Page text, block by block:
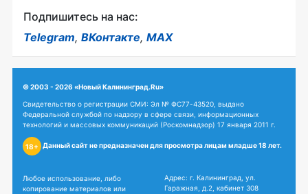
Подпишитесь на нас:
Telegram, ВКонтакте, MAX
© 2003 - 2026 «Новый Калининград.Ru»
Свидетельство о регистрации СМИ: Эл № ФС77-43520, выдано
Федеральной службой по надзору в сфере связи, информационных
технологий и массовых коммуникаций (Роскомнадзор) 17 января 2011 г.
18+ Данный сайт не предназначен для просмотра лицам младше 18 лет.
Любое использование, либо
копирование материалов или
Адрес: г. Калининград, ул.
Гаражная, д.2, кабинет 308